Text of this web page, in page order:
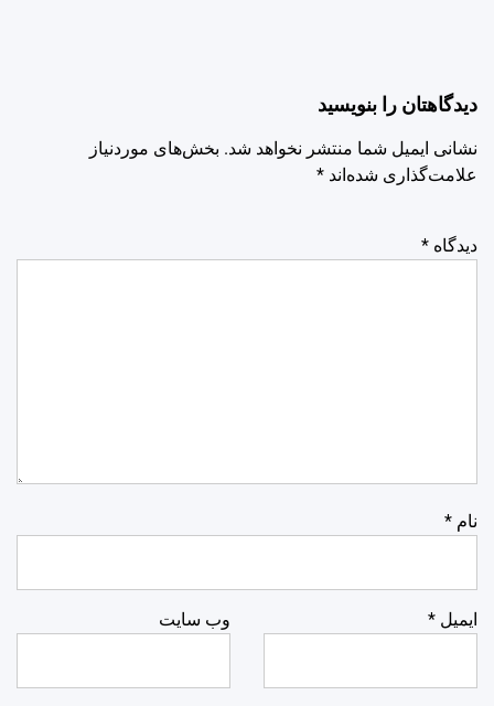
دیدگاهتان را بنویسید
نشانی ایمیل شما منتشر نخواهد شد. بخش‌های موردنیاز
علامت‌گذاری شده‌اند *
دیدگاه *
نام *
ایمیل * وب‌ سایت